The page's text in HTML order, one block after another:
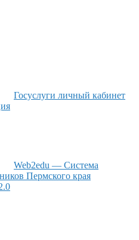
Госуслуги личный кабинет
Web2edu — Система
Пермского края